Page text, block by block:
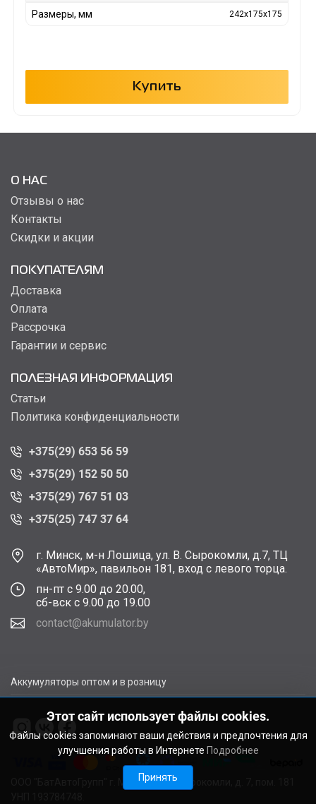
Размеры, мм 242x175x175
Купить
О НАС
Отзывы о нас
Контакты
Скидки и акции
ПОКУПАТЕЛЯМ
Доставка
Оплата
Рассрочка
Гарантии и сервис
ПОЛЕЗНАЯ ИНФОРМАЦИЯ
Статьи
Политика конфиденциальности
+375(29) 653 56 59
+375(29) 152 50 50
+375(29) 767 51 03
+375(25) 747 37 64
г. Минск, м-н Лошица, ул. В. Сырокомли, д.7, ТЦ
«АвтоМир», павильон 181, вход с левого торца.
пн-пт с 9.00 до 20.00,
сб-вск с 9.00 до 19.00
contact@akumulator.by
Аккумуляторы оптом и в розницу
ООО "БатАвтоГрупп" г. Минск, ул. В. Сырокомли, д. 7, пом. 181
Этот сайт использует файлы cookies.
Файлы cookies запоминают ваши действия и предпочтения для
улучшения работы в Интернете Подробнее
Принять